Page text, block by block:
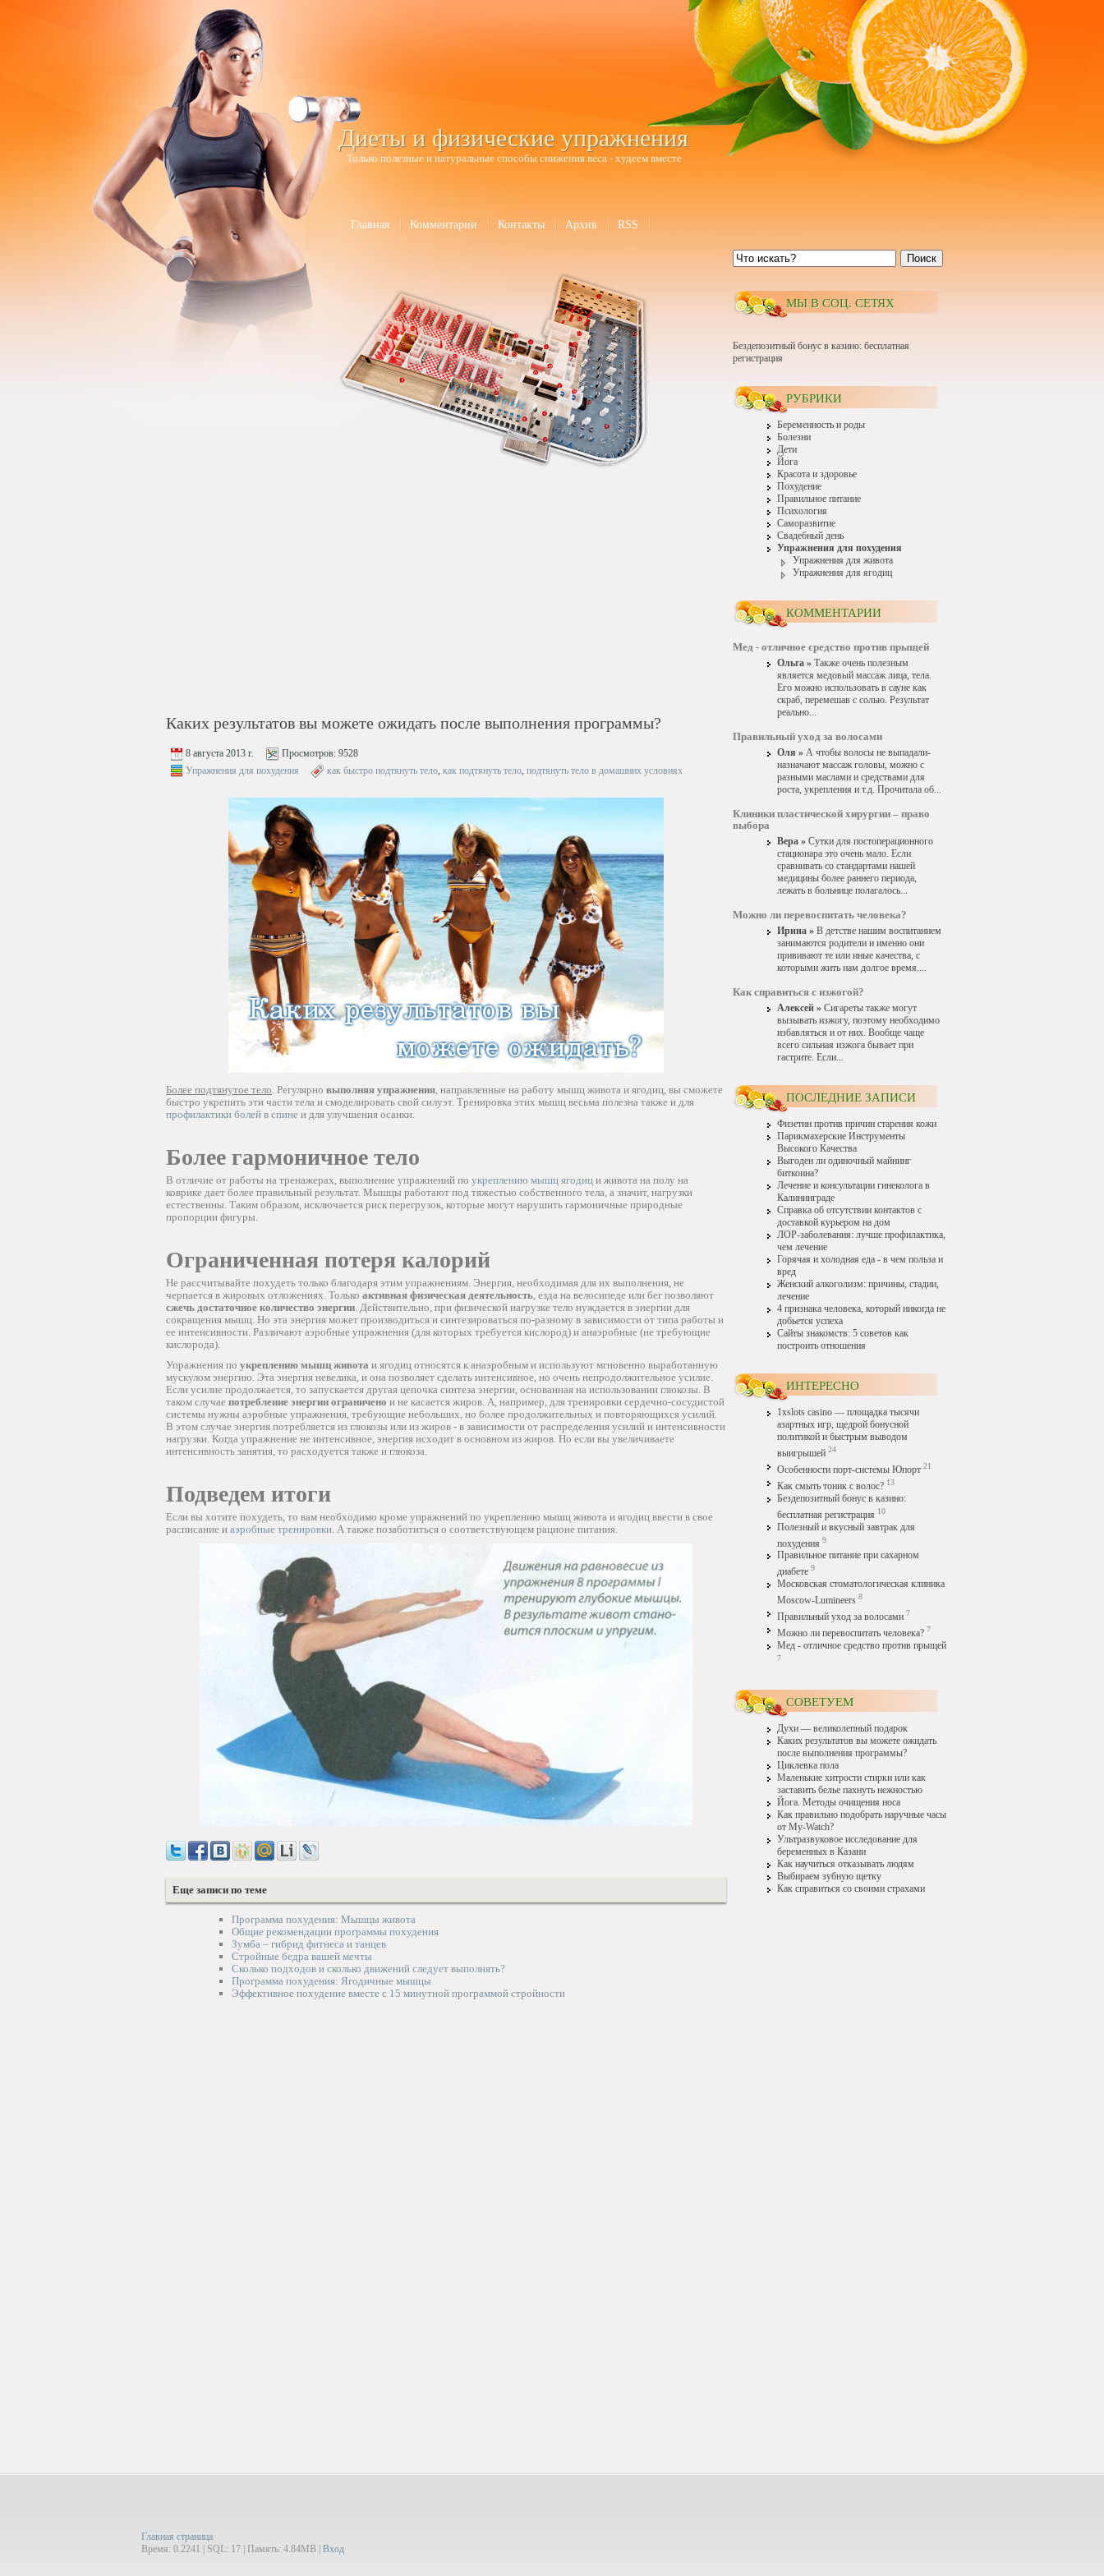
Диеты и физические упражнения
Только полезные и натуральные способы снижения веса - худеем вместе
Главная Комментарии Контакты Архив RSS
Каких результатов вы можете ожидать после выполнения программы?
8 августа 2013 г. Просмотров: 9528
Упражнения для похудения
как быстро подтянуть тело, как подтянуть тело, подтянуть тело в домашних условиях
Более подтянутое тело. Регулярно выполняя упражнения, направленные на работу мышц живота и ягодиц, вы сможете
быстро укрепить эти части тела и смоделировать свой силуэт. Тренировка этих мышц весьма полезна также и для
профилактики болей в спине и для улучшения осанки.
Более гармоничное тело
В отличие от работы на тренажерах, выполнение упражнений по укреплению мышц ягодиц и живота на полу на
коврике дает более правильный результат. Мышцы работают под тяжестью собственного тела, а значит, нагрузки
естественны. Таким образом, исключается риск перегрузок, которые могут нарушить гармоничные природные
пропорции фигуры.
Ограниченная потеря калорий
Не рассчитывайте похудеть только благодаря этим упражнениям. Энергия, необходимая для их выполнения, не
черпается в жировых отложениях. Только активная физическая деятельность, езда на велосипеде или бег позволяют
сжечь достаточное количество энергии. Действительно, при физической нагрузке тело нуждается в энергии для
сокращения мышц. Но эта энергия может производиться и синтезироваться по-разному в зависимости от типа работы и
ее интенсивности. Различают аэробные упражнения (для которых требуется кислород) и анаэробные (не требующие
кислорода).
Упражнения по укреплению мышц живота и ягодиц относятся к анаэробным и используют мгновенно выработанную
мускулом энергию. Эта энергия невелика, и она позволяет сделать интенсивное, но очень непродолжительное усилие.
Если усилие продолжается, то запускается другая цепочка синтеза энергии, основанная на использовании глюкозы. В
таком случае потребление энергии ограничено и не касается жиров. А, например, для тренировки сердечно-сосудистой
системы нужны аэробные упражнения, требующие небольших, но более продолжительных и повторяющихся усилий.
В этом случае энергия потребляется из глюкозы или из жиров - в зависимости от распределения усилий и интенсивности
нагрузки. Когда упражнение не интенсивное, энергия исходит в основном из жиров. Но если вы увеличиваете
интенсивность занятия, то расходуется также и глюкоза.
Подведем итоги
Если вы хотите похудеть, то вам необходимо кроме упражнений по укреплению мышц живота и ягодиц ввести в свое
расписание и аэробные тренировки. А также позаботиться о соответствующем рационе питания.
Еще записи по теме
Программа похудения: Мышцы живота
Общие рекомендации программы похудения
Зумба – гибрид фитнеса и танцев
Стройные бедра вашей мечты
Сколько подходов и сколько движений следует выполнять?
Программа похудения: Ягодичные мышцы
Эффективное похудение вместе с 15 минутной программой стройности
Поиск
МЫ В СОЦ. СЕТЯХ
Бездепозитный бонус в казино: бесплатная
регистрация
РУБРИКИ
Беременность и роды
Болезни
Дети
Йога
Красота и здоровье
Похудение
Правильное питание
Психология
Саморазвитие
Свадебный день
Упражнения для похудения
Упражнения для живота
Упражнения для ягодиц
КОММЕНТАРИИ
Мед - отличное средство против прыщей
Ольга » Также очень полезным
является медовый массаж лица, тела.
Его можно использовать в сауне как
скраб, перемешав с солью. Результат
реально...
Правильный уход за волосами
Оля » А чтобы волосы не выпадали-
назначают массаж головы, можно с
разными маслами и средствами для
роста, укрепления и т.д. Прочитала об...
Клиники пластической хирургии – право
выбора
Вера » Сутки для постоперационного
стационара это очень мало. Если
сравнивать со стандартами нашей
медицины более раннего периода,
лежать в больнице полагалось...
Можно ли перевоспитать человека?
Ирина » В детстве нашим воспитанием
занимаются родители и именно они
прививают те или иные качества, с
которыми жить нам долгое время....
Как справиться с изжогой?
Алексей » Сигареты также могут
вызывать изжогу, поэтому необходимо
избавляться и от них. Вообще чаще
всего сильная изжога бывает при
гастрите. Если...
ПОСЛЕДНИЕ ЗАПИСИ
Физетин против причин старения кожи
Парикмахерские Инструменты
Высокого Качества
Выгоден ли одиночный майнинг
биткоина?
Лечение и консультации гинеколога в
Калининграде
Справка об отсутствии контактов с
доставкой курьером на дом
ЛОР-заболевания: лучше профилактика,
чем лечение
Горячая и холодная еда - в чем польза и
вред
Женский алкоголизм: причины, стадии,
лечение
4 признака человека, который никогда не
добьется успеха
Сайты знакомств: 5 советов как
построить отношения
ИНТЕРЕСНО
1xslots casino — площадка тысячи
азартных игр, щедрой бонусной
политикой и быстрым выводом
выигрышей 24
Особенности порт-системы Юпорт 21
Как смыть тоник с волос? 13
Бездепозитный бонус в казино:
бесплатная регистрация 10
Полезный и вкусный завтрак для
похудения 9
Правильное питание при сахарном
диабете 9
Московская стоматологическая клиника
Moscow-Lumineers 8
Правильный уход за волосами 7
Можно ли перевоспитать человека? 7
Мед - отличное средство против прыщей
7
СОВЕТУЕМ
Духи — великолепный подарок
Каких результатов вы можете ожидать
после выполнения программы?
Циклевка пола
Маленькие хитрости стирки или как
заставить белье пахнуть нежностью
Йога. Методы очищения носа
Как правильно подобрать наручные часы
от My-Watch?
Ультразвуковое исследование для
беременных в Казани
Как научиться отказывать людям
Выбираем зубную щетку
Как справиться со своими страхами
Главная страница
Время: 0.2241 | SQL: 17 | Память: 4.84MB Вход